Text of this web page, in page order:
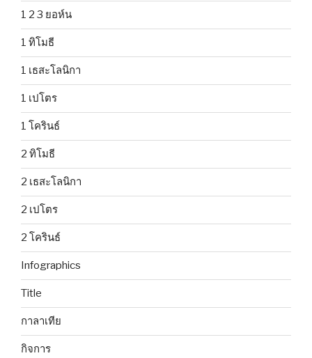
1 2 3 ยอห์น
1 ทิโมธี
1 เธสะโลนิกา
1 เปโตร
1 โครินธ์
2 ทิโมธี
2 เธสะโลนิกา
2 เปโตร
2 โครินธ์
Infographics
Title
กาลาเทีย
กิจการ